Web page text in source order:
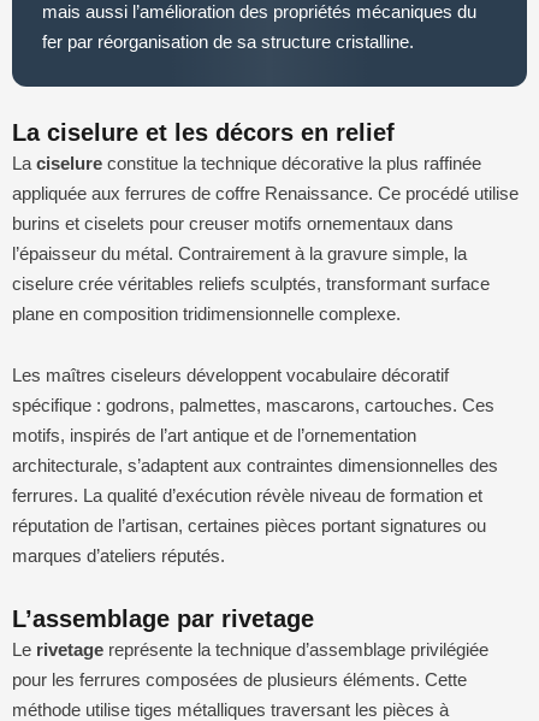
mais aussi l’amélioration des propriétés mécaniques du
fer par réorganisation de sa structure cristalline.
La ciselure et les décors en relief
La ciselure constitue la technique décorative la plus raffinée
appliquée aux ferrures de coffre Renaissance. Ce procédé utilise
burins et ciselets pour creuser motifs ornementaux dans
l’épaisseur du métal. Contrairement à la gravure simple, la
ciselure crée véritables reliefs sculptés, transformant surface
plane en composition tridimensionnelle complexe.
Les maîtres ciseleurs développent vocabulaire décoratif
spécifique : godrons, palmettes, mascarons, cartouches. Ces
motifs, inspirés de l’art antique et de l’ornementation
architecturale, s’adaptent aux contraintes dimensionnelles des
ferrures. La qualité d’exécution révèle niveau de formation et
réputation de l’artisan, certaines pièces portant signatures ou
marques d’ateliers réputés.
L’assemblage par rivetage
Le rivetage représente la technique d’assemblage privilégiée
pour les ferrures composées de plusieurs éléments. Cette
méthode utilise tiges métalliques traversant les pièces à